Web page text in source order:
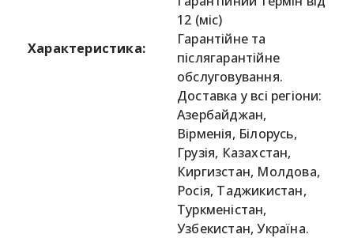
Характеристика:
12 (міс)
Гарантійне та
післягарантійне
обслуговування.
Доставка у всі регіони:
Азербайджан,
Вірменія, Білорусь,
Грузія, Казахстан,
Киргизстан, Молдова,
Росія, Таджикистан,
Туркменістан,
Узбекистан, Україна.